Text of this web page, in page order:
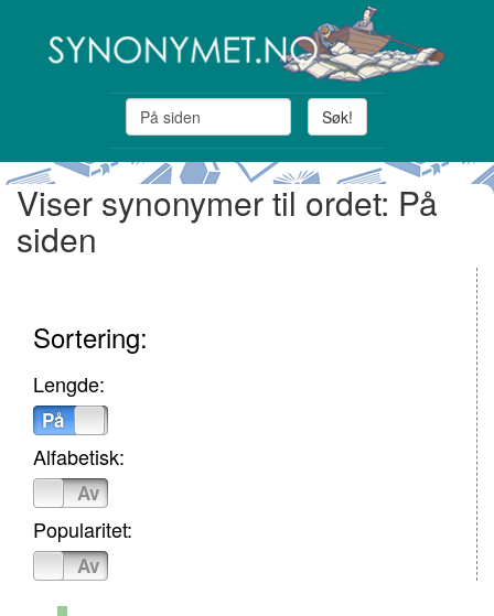
Søk!
Viser synonymer til ordet: På
siden
Sortering:
Lengde:
På
Alfabetisk:
Av
Popularitet:
Av